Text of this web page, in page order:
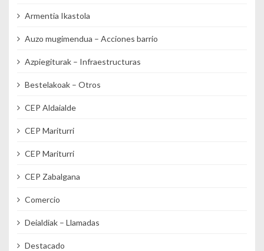
Armentia Ikastola
Auzo mugimendua – Acciones barrio
Azpiegiturak – Infraestructuras
Bestelakoak – Otros
CEP Aldaialde
CEP Mariturri
CEP Mariturri
CEP Zabalgana
Comercio
Deialdiak – Llamadas
Destacado